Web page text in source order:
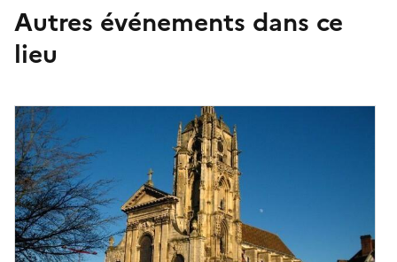
Autres événements dans ce
lieu